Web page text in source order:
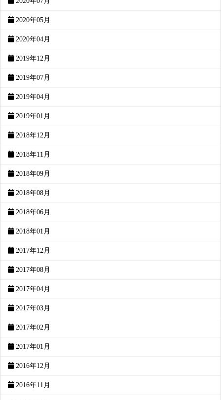
2020年05月
2020年04月
2019年12月
2019年07月
2019年04月
2019年01月
2018年12月
2018年11月
2018年09月
2018年08月
2018年06月
2018年01月
2017年12月
2017年08月
2017年04月
2017年03月
2017年02月
2017年01月
2016年12月
2016年11月